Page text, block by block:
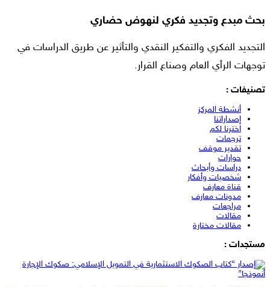
بحث مبدع وتجديد فكري لنهوض حضاري
التجديد الفكري والتفكير النقدي والتأثير عن طريق الدراسات في
توجهات الرأي العام وصناع القرار.
تصنيفات :
أنشطة المركز
إصداراتنا
اخترنا لكم
ترجمات
تقدير موقف
حوارات
دراسات وأبحاث
شخصيات وأفكار
قناة معارف
مدونات معارف
مراجعات
مقالات
مقالات مختارة
مستجدات :